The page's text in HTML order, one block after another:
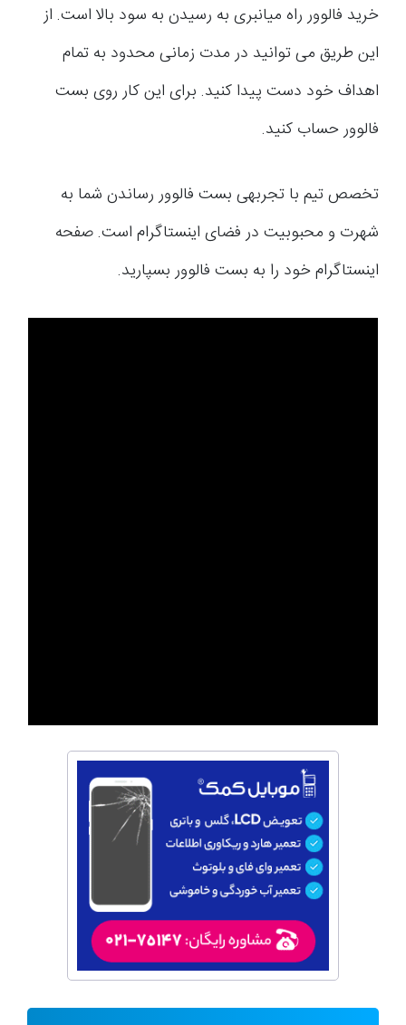
خرید فالوور راه میانبری به رسیدن به سود بالا است. از
این طریق می توانید در مدت زمانی محدود به تمام
اهداف خود دست پیدا کنید. برای این کار روی بست
فالوور حساب کنید.
تخصص تیم با تجربه­ی بست فالوور رساندن شما به
شهرت و محبوبیت در فضای اینستاگرام است. صفحه
اینستاگرام خود را به بست فالوور بسپارید.